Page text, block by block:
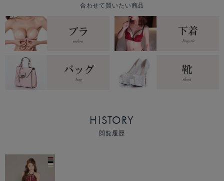
合わせて買いたい商品
HISTORY
閲覧履歴